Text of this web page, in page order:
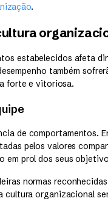
.
estabelecidos afeta
também
forte e vitoriosa.
de comportamentos.
pelos valores
em prol dos seus
normas
organizacional